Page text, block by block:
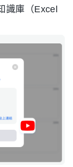
識庫（Excel